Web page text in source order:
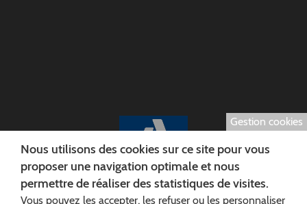
Gestion cookies
Nous utilisons des cookies sur ce site pour vous
proposer une navigation optimale et nous
permettre de réaliser des statistiques de visites.
Vous pouvez les accepter, les refuser ou les personnaliser